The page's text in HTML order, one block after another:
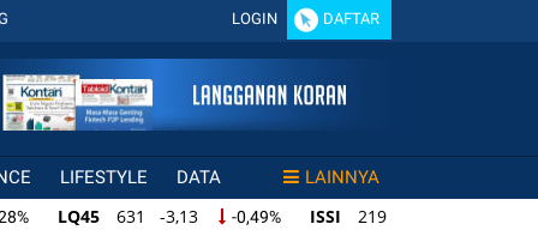
LOGIN DAFTAR
LIFESTYLE DATA LAINNYA
LQ45 631 -3,13 -0,49% ISSI 219 -0,63